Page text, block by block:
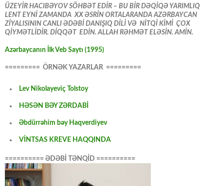
ÜZEYİR HACIBƏYOV SÖHBƏT EDİR – BU BİR DƏQİQƏ YARIMLIQ
LENT EYNİ ZAMANDA XX ƏSRİN ORTALARANDA AZƏRBAYCAN
ZİYALISININ CANLI ƏDƏBİ DANIŞIQ DİLİ VƏ NİTQİ KİMİ ÇOX
QİYMƏTLİDİR. DİQQƏT EDİN. ALLAH RƏHMƏT ELƏSİN. AMİN.
Azərbaycanın İlk Veb Saytı (1995)
========= ÖRNƏK YAZARLAR =========
Lev Nikolayeviç Tolstoy
HƏSƏN BƏY ZƏRDABİ
Əbdürrəhim bəy Haqverdiyev
VİNTSAS KREVE HAQQINDA
========== ƏDƏBİ TƏNQİD ==========